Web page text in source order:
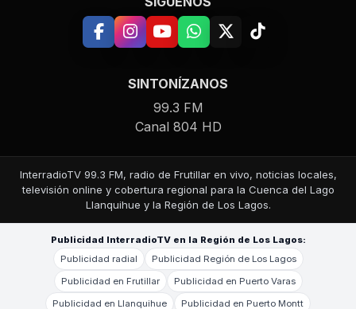
SINTONÍZANOS
99.3 FM
Canal 804 HD
InterradioTV 99.3 FM, radio de Frutillar en vivo, noticias locales,
televisión online y cobertura regional para la Cuenca del Lago
Llanquihue y la Región de Los Lagos.
Publicidad InterradioTV en la Región de Los Lagos:
Publicidad radial
Publicidad Región de Los Lagos
Publicidad en Frutillar
Publicidad en Puerto Varas
Publicidad en Llanquihue
Publicidad en Puerto Montt